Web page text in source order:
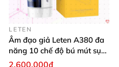
LETEN
Âm đạo giả Leten A380 đa
năng 10 chế độ bú mút sục
mạnh
2.600.000₫